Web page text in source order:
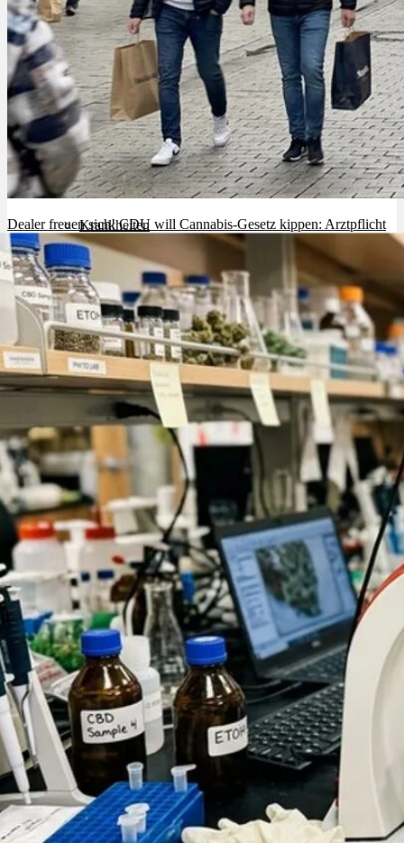
Cannabinoide
THC
CBD
Terpene (Aromen)
Krankheiten
Studien
Zen
Neue Sorten
Bewertungen
Hersteller
News
App
Newsletter
Services
Ärzte Service
Rezept Service
Dealer freuen sich! CDU will Cannabis-Gesetz kippen: Arztpflicht
+ Versandverbot